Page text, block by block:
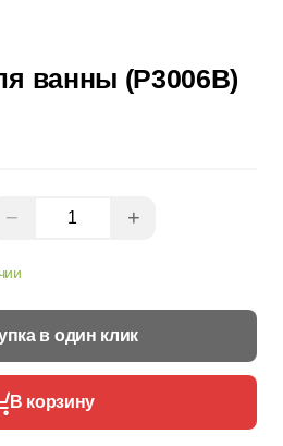
ванны (P3006B)
− +
в один клик
В корзину